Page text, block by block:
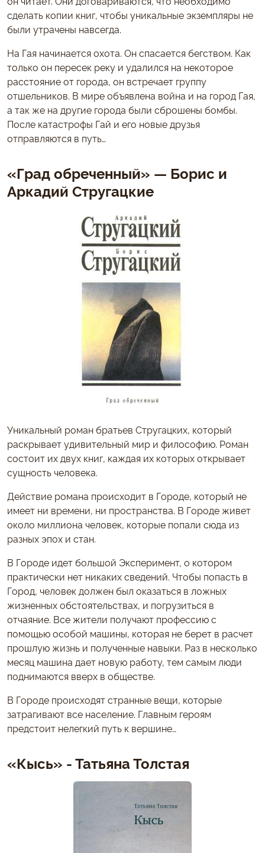
сделать копии книг, чтобы уникальные экземпляры не
были утрачены навсегда.
На Гая начинается охота. Он спасается бегством. Как
только он пересек реку и удалился на некоторое
расстояние от города, он встречает группу
отшельников. В мире объявлена война и на город Гая,
а так же на другие города были сброшены бомбы.
После катастрофы Гай и его новые друзья
отправляются в путь…
«Град обреченный» — Борис и
Аркадий Стругацкие
Уникальный роман братьев Стругацких, который
раскрывает удивительный мир и философию. Роман
состоит их двух книг, каждая их которых открывает
сущность человека.
Действие романа происходит в Городе, который не
имеет ни времени, ни пространства. В Городе живет
около миллиона человек, которые попали сюда из
разных эпох и стан.
В Городе идет большой Эксперимент, о котором
практически нет никаких сведений. Чтобы попасть в
Город, человек должен был оказаться в ложных
жизненных обстоятельствах, и погрузиться в
отчаяние. Все жители получают профессию с
помощью особой машины, которая не берет в расчет
прошлую жизнь и полученные навыки. Раз в несколько
месяц машина дает новую работу, тем самым люди
поднимаются вверх в обществе.
В Городе происходят странные вещи, которые
затрагивают все население. Главным героям
предстоит нелегкий путь к вершине…
«Кысь» - Татьяна Толстая